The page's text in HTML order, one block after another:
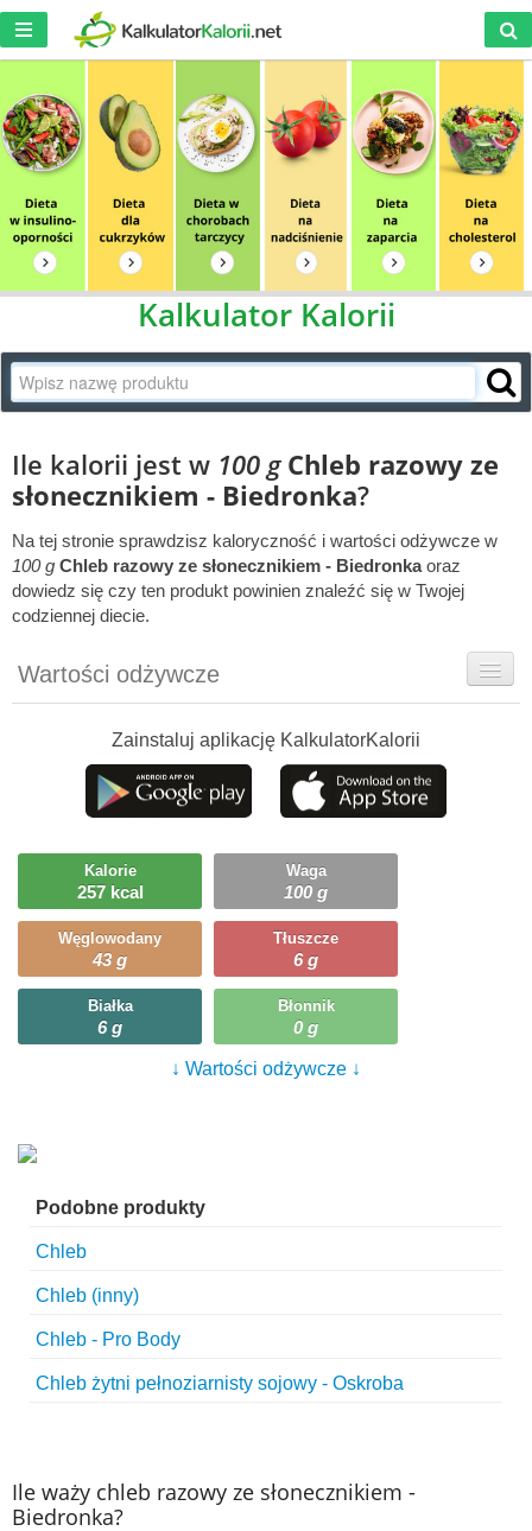
Kalkulator Kalorii
Ile kalorii jest w 100 g Chleb razowy ze
słonecznikiem - Biedronka?
Na tej stronie sprawdzisz kaloryczność i wartości odżywcze w
100 g Chleb razowy ze słonecznikiem - Biedronkaoraz
dowiedz się czy ten produkt powinien znaleźć się w Twojej
codziennej diecie.
Wartości odżywcze
Szczegółówe informacje
Ciekawostki
Ile możesz zjeść?
Zainstaluj aplikację KalkulatorKalorii
Kalorie
257 kcal
Waga
100 g
Węglowodany
43 g
Tłuszcze
6 g
Białka
6 g
Błonnik
0 g
↓ Wartości odżywcze ↓
Podobne produkty
Chleb
Chleb (inny)
Chleb - Pro Body
Chleb żytni pełnoziarnisty sojowy - Oskroba
Ile waży chleb razowy ze słonecznikiem -
Biedronka?